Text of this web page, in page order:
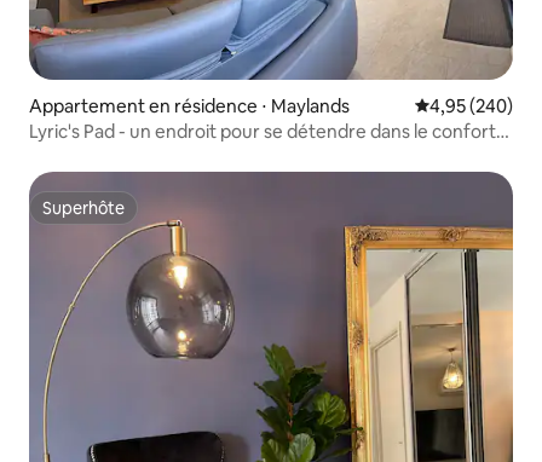
Appartement en résidence ⋅ Maylands Évaluation
4,95 (240)
Lyric's Pad - un endroit pour se détendre dans le confort
Superhôte
Superhôte